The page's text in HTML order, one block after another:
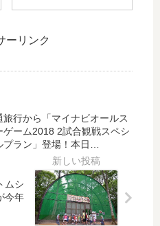
シ
12/
に
広
業
会
館
で
20
ズ
日
開
中
国
新
聞
ーリンク
旅行から「マイナビオールス
ゲーム2018 2試合観戦スペシ
プラン」登場！本日
金)10:00～申込受付開始
ムシ
今年